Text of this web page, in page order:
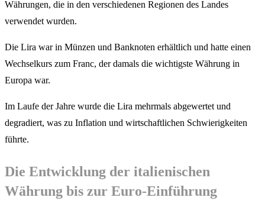
Währungen, die in den verschiedenen Regionen des Landes
verwendet wurden.
Die Lira war in Münzen und Banknoten erhältlich und hatte einen
Wechselkurs zum Franc, der damals die wichtigste Währung in
Europa war.
Im Laufe der Jahre wurde die Lira mehrmals abgewertet und
degradiert, was zu Inflation und wirtschaftlichen Schwierigkeiten
führte.
Die Entwicklung der italienischen
Währung bis zur Euro-Einführung